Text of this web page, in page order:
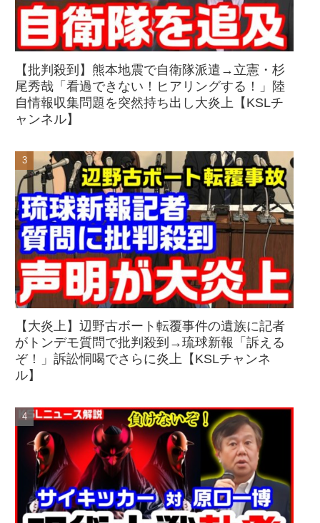
【批判殺到】熊本地震で自衛隊派遣→立憲・杉
尾秀哉「看過できない！ヒアリングする！」陸
自情報収集問題を突然持ち出し大炎上【KSLチ
ャンネル】
【大炎上】辺野古ボート転覆事件の遺族に記者
がトンデモ質問で批判殺到→琉球新報「訴える
ぞ！」訴訟恫喝でさらに炎上【KSLチャンネ
ル】